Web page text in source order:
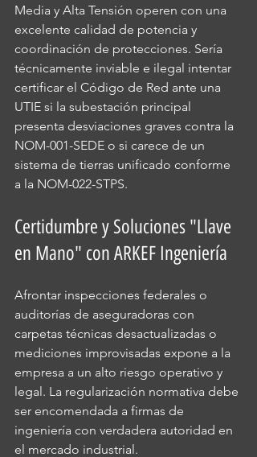
Media y Alta Tensión operen con una
excelente calidad de potencia y
coordinación de protecciones. Sería
técnicamente inviable e ilegal intentar
certificar el Código de Red ante una
UTIE si la subestación principal
presenta desviaciones graves contra la
NOM-001-SEDE o si carece de un
sistema de tierras unificado conforme
a la NOM-022-STPS.
Certidumbre y Soluciones "Llave
en Mano" con ARKEF Ingeniería
Afrontar inspecciones federales o
auditorías de aseguradoras con
carpetas técnicas desactualizadas o
mediciones improvisadas expone a la
empresa a un alto riesgo operativo y
legal. La regularización normativa debe
ser encomendada a firmas de
ingeniería con verdadera autoridad en
el mercado industrial.